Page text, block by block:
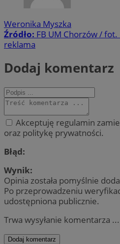
Weronika Myszka
Źródło: FB UM Chorzów /
reklama
Dodaj komentarz
Akceptuję regulamin
oraz politykę prywatności.
Błąd:
Wynik:
Opinia została pomyślnie
Po przeprowadzeniu
udostępniona publicznie.
Trwa wysyłanie komentarza ...
Dodaj komentarz